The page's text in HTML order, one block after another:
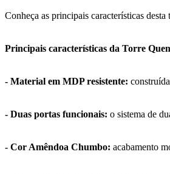
Conheça as principais características
Principais características da Torre
- Material em MDP resistente:
- Duas portas funcionais: o sistema de
- Cor Amêndoa Chumbo: acabamento